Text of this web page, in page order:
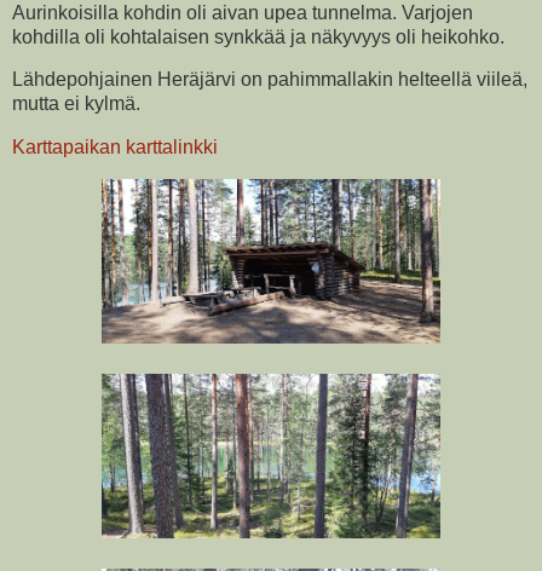
Aurinkoisilla kohdin oli aivan upea tunnelma. Varjojen
kohdilla oli kohtalaisen synkkää ja näkyvyys oli heikohko.
Lähdepohjainen Heräjärvi on pahimmallakin helteellä viileä,
mutta ei kylmä.
Karttapaikan karttalinkki